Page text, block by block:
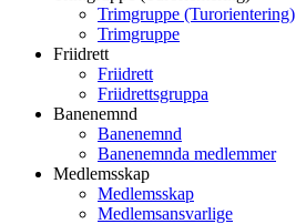
Trimgruppe (Turorientering)
Trimgruppe
Friidrett
Friidrett
Friidrettsgruppa
Banenemnd
Banenemnd
Banenemnda medlemmer
Medlemsskap
Medlemsskap
Medlemsansvarlige